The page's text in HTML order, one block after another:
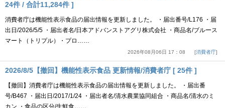
24件 / 合計11,284件 ]
消費者庁は機能性表示食品の届出情報を更新しました。 ・届出番号/L176 ・届
出日/2026/5/5 ・届出者名/日本アドバンストアグリ株式会社 ・商品名/ブルース
マート（トリプル）・プロ……
2026年08月06日 17：08 消費者庁
2026/8/5【撤回】機能性表示食品 更新情報/消費者庁 [ 25件 ]
【撤回】消費者庁は機能性表示食品の届出情報を更新しました。 ・届出番
号/B467 ・届出日/2017/1/24 ・届出者名/清水農業協同組合 ・商品名/清水のミ
カン ・食品の区分/生鮮食……